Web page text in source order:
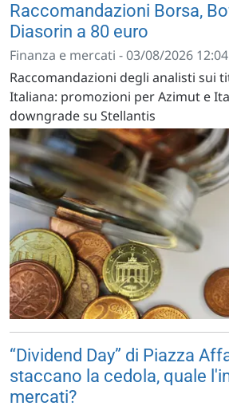
Raccomandazioni Borsa,
Diasorin a 80 euro
Finanza e mercati - 03/08/2026 12:04
Raccomandazioni degli analisti sui
Italiana: promozioni per Azimut e
downgrade su Stellantis
“Dividend Day” di Piazza
staccano la cedola, quale
mercati?